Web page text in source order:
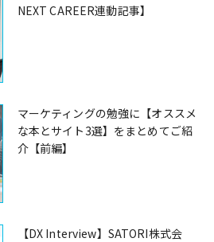
NEXT CAREER連動記事】
マーケティングの勉強に【オススメ
な本とサイト3選】をまとめてご紹
介【前編】
【DX Interview】SATORI株式会